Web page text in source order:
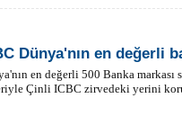
Dünya'nın en değerli
en değerli 500 Banka markası
Çinli ICBC zirvedeki yerini